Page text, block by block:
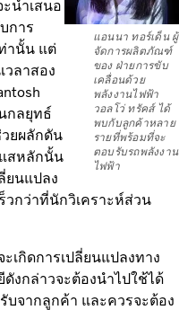
แอนนา ทอร์เด็น ผู้
จัดการผลิตภัณฑ์
ของ ฝ่ายการขับ
เคลื่อนด้วย
พลังงานไฟฟ้า
วอลโว่ ทรัคส์ ได้
พบกับลูกค้าหลาย
รายที่พร้อมที่จะ
ตอบรับรถพลังงาน
ไฟฟ้า
นำเสนอ
การ
านั้น แต่
วลาสอง
กลยุทธ์
ยผลักดัน
สหลักนั้น
ยนแปลง
วกว่าที่นักวิเคราะห์ส่วน
เกิดการเปลี่ยนแปลงทาง
งกล่าวจะต้องนำไปใช้ได้
บจากลูกค้า และควรจะต้อง